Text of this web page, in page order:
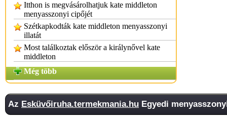
Itthon is megvásárolhatjuk kate middleton
menyasszonyi cipőjét
Szétkapkodták kate middleton menyasszonyi
illatát
Most találkoztak először a királynővel kate
middleton
Még több
Az Esküvőiruha.termekmania.hu Egyedi